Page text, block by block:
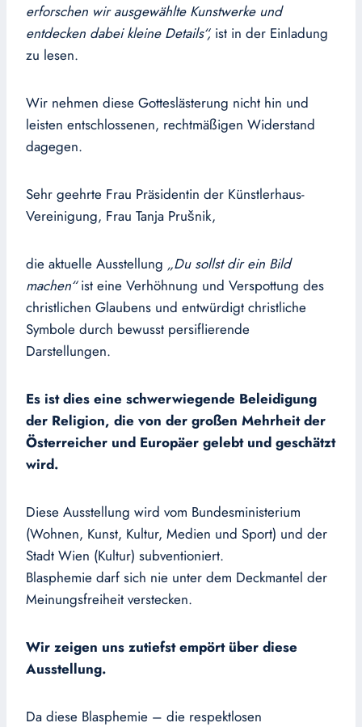
erforschen wir ausgewählte Kunstwerke und
entdecken dabei kleine Details“, ist in der Einladung
zu lesen.
Wir nehmen diese Gotteslästerung nicht hin und
leisten entschlossenen, rechtmäßigen Widerstand
dagegen.
Sehr geehrte Frau Präsidentin der Künstlerhaus-
Vereinigung, Frau Tanja Prušnik,
die aktuelle Ausstellung „Du sollst dir ein Bild
machen“ist eine Verhöhnung und Verspottung des
christlichen Glaubens und entwürdigt christliche
Symbole durch bewusst persiflierende
Darstellungen.
Es ist dies eine schwerwiegende Beleidigung
der Religion, die von der großen Mehrheit der
Österreicher und Europäer gelebt und geschätzt
wird.
Diese Ausstellung wird vom Bundesministerium
(Wohnen, Kunst, Kultur, Medien und Sport) und der
Stadt Wien (Kultur) subventioniert.
Blasphemie darf sich nie unter dem Deckmantel der
Meinungsfreiheit verstecken.
Wir zeigen uns zutiefst empört über diese
Ausstellung.
Da diese Blasphemie – die respektlosen